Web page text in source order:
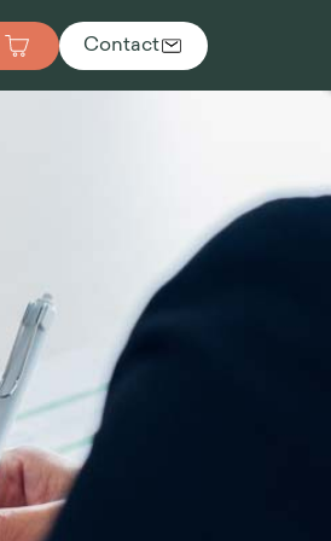
Contact